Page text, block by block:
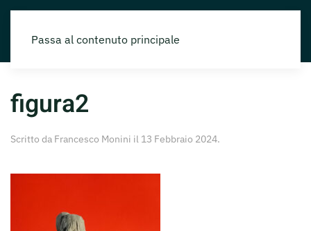
Passa al contenuto principale
figura2
Scritto da Francesco Monini il 13 Febbraio 2024.